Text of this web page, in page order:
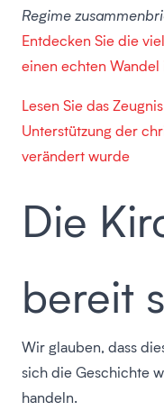
Regime
Entdecken Sie die
einen echten
Lesen Sie das
Unterstützung der
verändert wurde
Die
bereit
Wir glauben, dass
sich die Geschichte
handeln.